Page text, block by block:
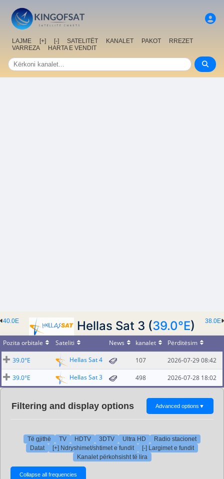
LAJME [+] [-] SATELITËT KANALET PAKOT
RREZET
VARREZA
HARTA E VENDIT
38.0E
40.0E Hellas Sat 3 (39.0°E)
Pozita orbitale Sateliti News kanalet Përditësim
39.0°E Hellas Sat 4 107 2026-07-29 08:42
39.0°E Hellas Sat 3 498 2026-07-28 18:02
Filtering and display options Advanced options ▼
Të gjithë TV HDTV 3DTV Ultra HD
Radio stacionet
Datat
[+] Ndryshimet/shtimet e fundit
[-] Largimet e fundit
Kanalet përkohsisht të lira